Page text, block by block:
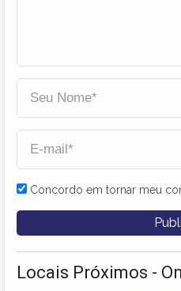
Concordo em tornar meu
Locais Próximos -